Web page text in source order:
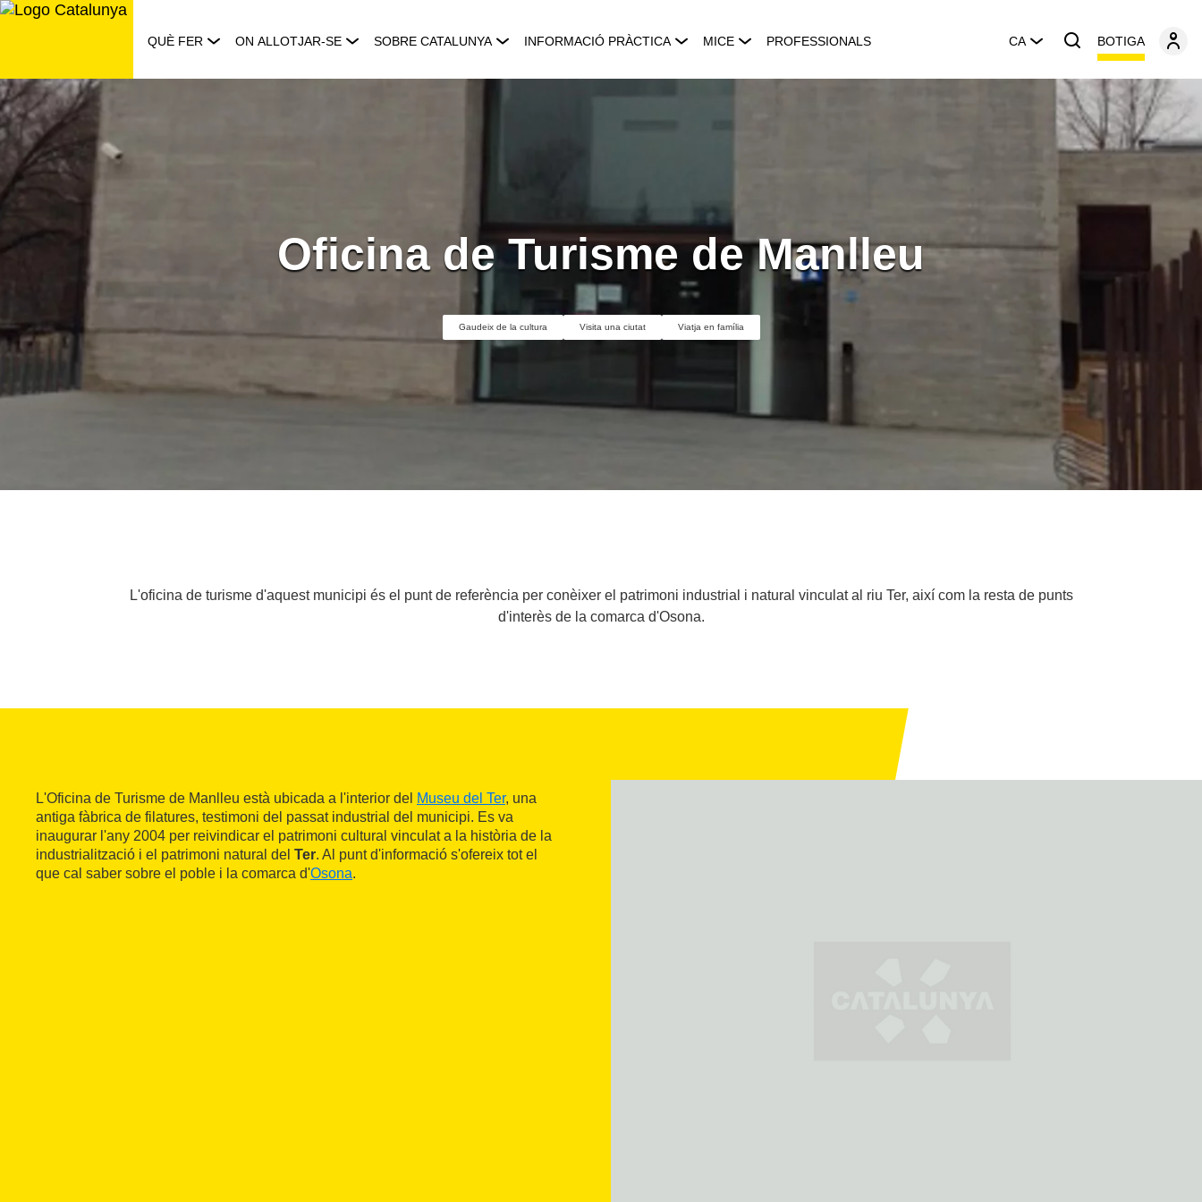
Saltar
QUÈ FER ON ALLOTJAR-SE SOBRE CATALUNYA INFORMACIÓ PRÀCTICA MICE PROFESSIONALS CA BOTIGA
Oficina de Turisme de Manlleu
Gaudeix de la cultura Visita una ciutat Viatja en família
L'oficina de turisme d'aquest municipi és el punt de referència per conèixer el patrimoni industrial i natural vinculat al riu Ter, així com la resta de punts
d'interès de la comarca d'Osona.
L'Oficina de Turisme de Manlleu està ubicada a l'interior del Museu del Ter, una
antiga fàbrica de filatures, testimoni del passat industrial del municipi. Es va
inaugurar l'any 2004 per reivindicar el patrimoni cultural vinculat a la història de la
industrialització i el patrimoni natural del Ter. Al punt d'informació s'ofereix tot el
que cal saber sobre el poble i la comarca d'Osona.